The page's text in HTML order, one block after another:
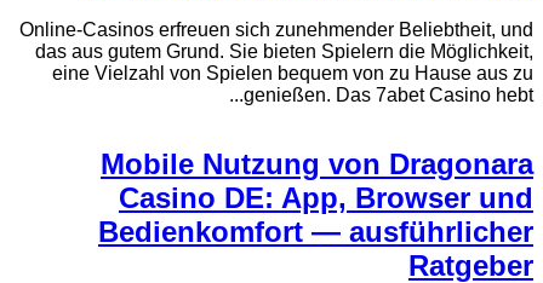
Online-Casinos erfreuen sich zunehmender Beliebtheit, und
das aus gutem Grund. Sie bieten Spielern die Möglichkeit,
eine Vielzahl von Spielen bequem von zu Hause aus zu
genießen. Das 7abet Casino hebt...
Mobile Nutzung von Dragonara
Casino DE: App, Browser und
Bedienkomfort — ausführlicher
Ratgeber